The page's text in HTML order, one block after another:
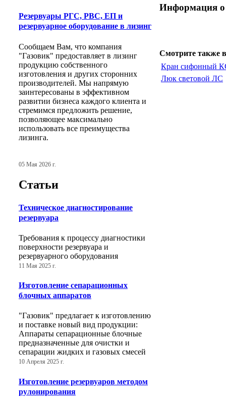
Резервуары РГС, РВС, ЕП и
резервуарное оборудование в лизинг
Сообщаем Вам, что компания
"Газовик" предоставляет в лизинг
продукцию собственного
изготовления и других сторонних
производителей. Мы напрямую
заинтересованы в эффективном
развитии бизнеса каждого клиента и
стремимся предложить решение,
позволяющее максимально
использовать все преимущества
лизинга.
05 Мая 2026 г.
Статьи
Техническое диагностирование
резервуара
Требования к процессу диагностики
поверхности резервуара и
резервуарного оборудования
11 Мая 2025 г.
Изготовление сепарационных
блочных аппаратов
"Газовик" предлагает к изготовлению
и поставке новый вид продукции:
Аппараты сепарационные блочные
предназначенные для очистки и
сепарации жидких и газовых смесей
10 Апреля 2025 г.
Изготовление резервуаров методом
рулонирования
Информация
Смотрите также
Кран сифонный
Люк световой ЛС